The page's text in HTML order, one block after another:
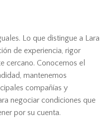
Lo que distingue a Lara
de experiencia, rigor
cercano. Conocemos el
mantenemos
compañías y
negociar condiciones que
por su cuenta.